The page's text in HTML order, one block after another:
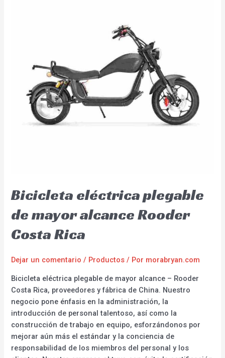
Bicicleta eléctrica plegable
de mayor alcance Rooder
Costa Rica
Dejar un comentario / Productos / Por morabryan.com
Bicicleta eléctrica plegable de mayor alcance – Rooder
Costa Rica, proveedores y fábrica de China. Nuestro
negocio pone énfasis en la administración, la
introducción de personal talentoso, así como la
construcción de trabajo en equipo, esforzándonos por
mejorar aún más el estándar y la conciencia de
responsabilidad de los miembros del personal y los